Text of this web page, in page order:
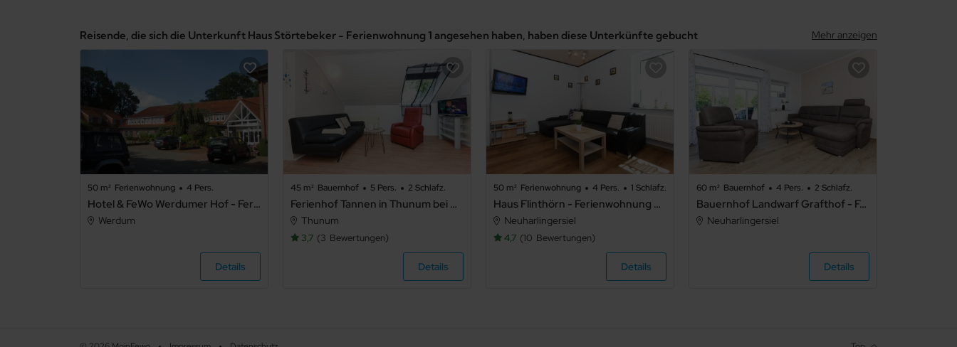
Reisende, die sich die Unterkunft Haus Störtebeker - Ferienwohnung 1 angesehen haben, haben diese Unterkünfte gebucht Mehr anzeigen
50 m² Ferienwohnung 4 Pers.
Hotel & FeWo Werdumer Hof - Ferienwohung 4 - 35448
Werdum
Details
45 m² Bauernhof 5 Pers. 2 Schlafz.
Ferienhof Tannen in Thunum bei Bensersiel - Ferienwohnung Ost
Thunum
3,7 3 Bewertungen
Details
50 m² Ferienwohnung 4 Pers. 1 Schlafz.
Haus Flinthörn - Ferienwohnung Luuv
Neuharlingersiel
4,7 10 Bewertungen
Details
60 m² Bauernhof 4 Pers. 2 Schlafz.
Bauernhof Landwarf Grafthof - Ferienwohnung Leege Groden
Neuharlingersiel
Details